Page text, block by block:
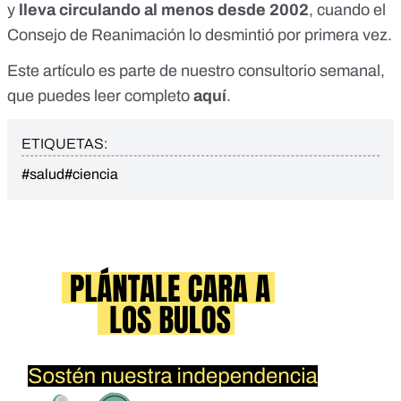
y lleva circulando al menos desde 2002, cuando el
Consejo de Reanimación lo desmintió por primera vez.
Este artículo es parte de nuestro consultorio semanal,
que puedes leer completo aquí.
ETIQUETAS:
#salud#ciencia